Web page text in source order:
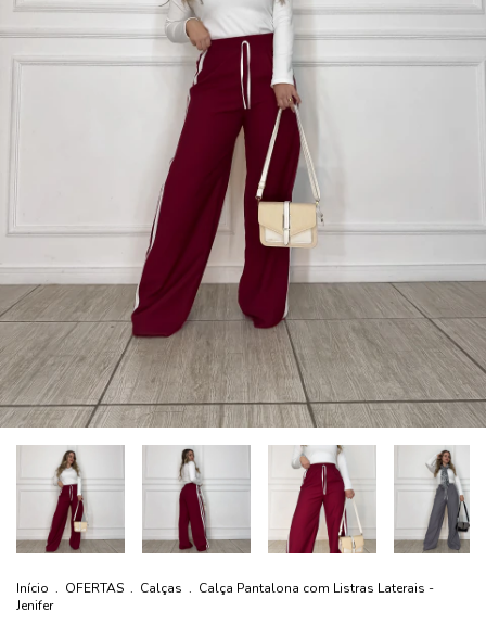
Início . OFERTAS . Calças . Calça Pantalona com Listras Laterais -
Jenifer